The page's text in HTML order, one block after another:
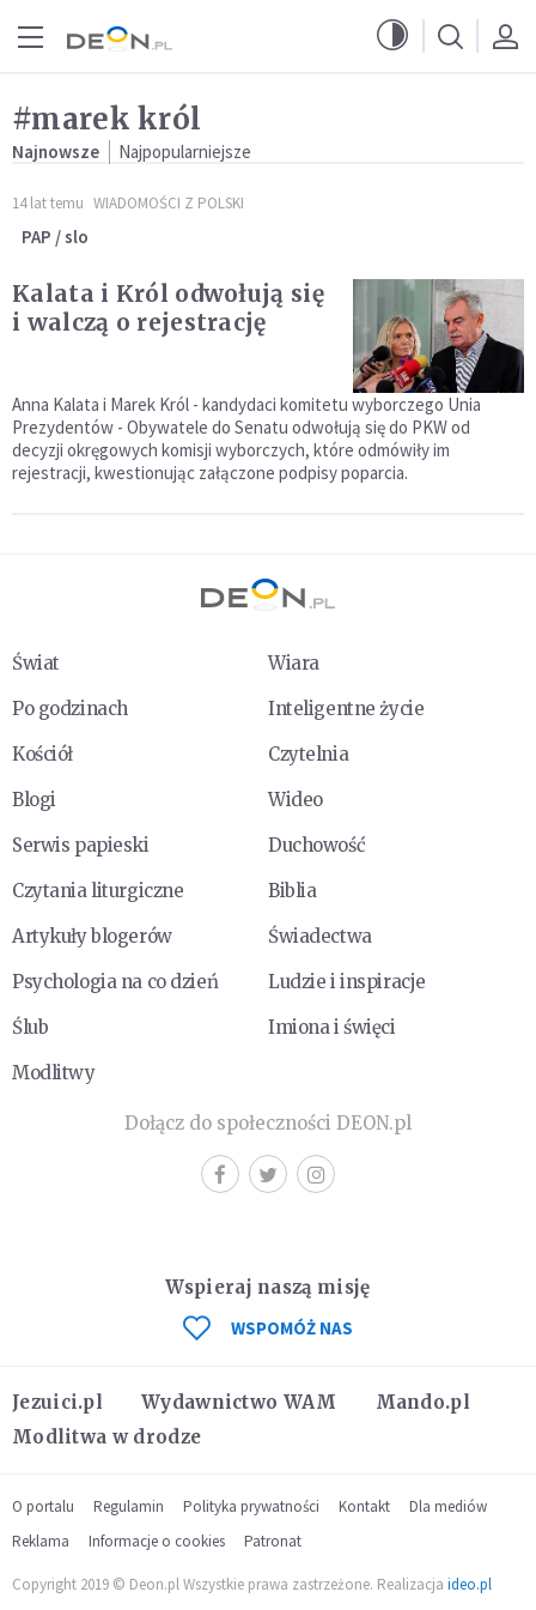
#marek król
Najnowsze Najpopularniejsze
14 lat temu WIADOMOŚCI Z POLSKI
PAP / slo
Kalata i Król odwołują się
i walczą o rejestrację
Anna Kalata i Marek Król - kandydaci komitetu wyborczego Unia
Prezydentów - Obywatele do Senatu odwołują się do PKW od
decyzji okręgowych komisji wyborczych, które odmówiły im
rejestracji, kwestionując załączone podpisy poparcia.
Świat
Wiara
Po godzinach
Inteligentne życie
Kościół
Czytelnia
Blogi
Wideo
Serwis papieski
Duchowość
Czytania liturgiczne
Biblia
Artykuły blogerów
Świadectwa
Psychologia na co dzień
Ludzie i inspiracje
Ślub
Imiona i święci
Modlitwy
Dołącz do społeczności DEON.pl
Jezuici.pl Wydawnictwo WAM
Mando.pl
Modlitwa w drodze
Wspieraj naszą misję
WSPOMÓŻ NAS
O portalu Regulamin Polityka prywatności Kontakt
Dla mediów
Reklama
Informacje o cookies Patronat
Copyright 2019 © Deon.pl Wszystkie prawa zastrzeżone. Realizacja ideo.pl